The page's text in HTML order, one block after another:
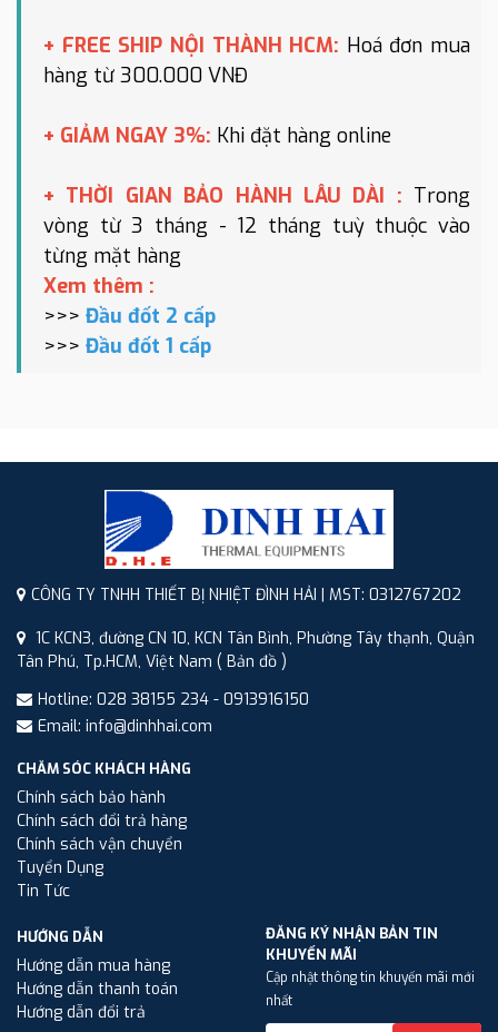
+ FREE SHIP NỘI THÀNH HCM: Hoá đơn mua
hàng từ 300.000 VNĐ
+ GIẢM NGAY 3%: Khi đặt hàng online
+ THỜI GIAN BẢO HÀNH LÂU DÀI : Trong
vòng từ 3 tháng - 12 tháng tuỳ thuộc vào
từng mặt hàng
Xem thêm :
>>> Đầu đốt 2 cấp
>>> Đầu đốt 1 cấp
CÔNG TY TNHH THIẾT BỊ NHIỆT ĐÌNH HẢI | MST: 0312767202
1C KCN3, đường CN 10, KCN Tân Bình, Phường Tây thạnh, Quận
Tân Phú, Tp.HCM, Việt Nam ( Bản đồ )
Hotline: 028 38155 234 - 0913916150
Email: info@dinhhai.com
CHĂM SÓC KHÁCH HÀNG
Chính sách bảo hành
Chính sách đổi trả hàng
Chính sách vận chuyển
Tuyển Dụng
Tin Tức
HƯỚNG DẪN
Hướng dẫn mua hàng
Hướng dẫn thanh toán
Hướng dẫn đổi trả
ĐĂNG KÝ NHẬN BẢN TIN
KHUYẾN MÃI
Cập nhật thông tin khuyến mãi mới
nhất